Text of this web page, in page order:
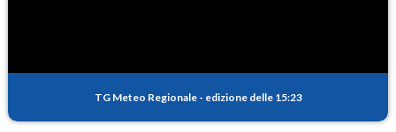
TG Meteo Regionale - edizione delle 15:23